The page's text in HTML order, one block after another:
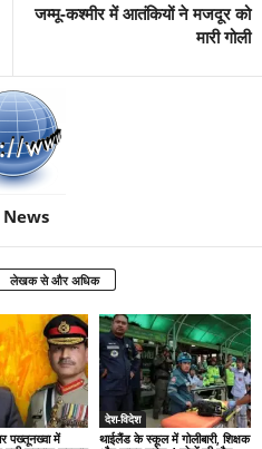
जम्मू-कश्मीर में आतंकियों ने मजदूर को
मारी गोली
News
लेखक से और अधिक
पख्तूनख्वा में
देश-विदेश
थाईलैंड के स्कूल में गोलीबारी, शिक्षक